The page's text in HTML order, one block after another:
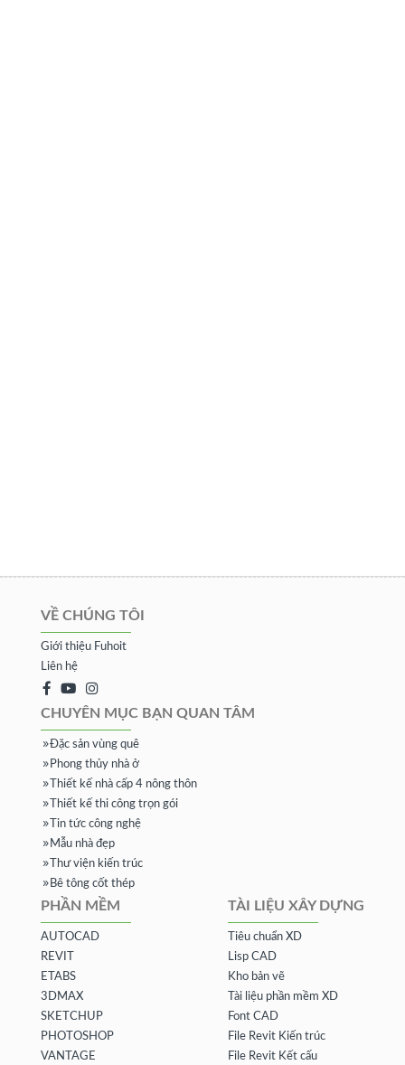
VỀ CHÚNG TÔI
Giới thiệu Fuhoit
Liên hệ
CHUYÊN MỤC BẠN QUAN TÂM
Đặc sản vùng quê
Phong thủy nhà ở
Thiết kế nhà cấp 4 nông thôn
Thiết kế thi công trọn gói
Tin tức công nghệ
Mẫu nhà đẹp
Thư viện kiến trúc
Bê tông cốt thép
PHẦN MỀM
AUTOCAD
REVIT
ETABS
3DMAX
SKETCHUP
PHOTOSHOP
VANTAGE
TÀI LIỆU XÂY DỰNG
Tiêu chuẩn XD
Lisp CAD
Kho bản vẽ
Tài liệu phần mềm XD
Font CAD
File Revit Kiến trúc
File Revit Kết cấu